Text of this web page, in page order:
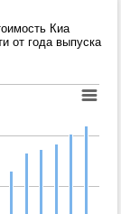
Киа
от года выпуска